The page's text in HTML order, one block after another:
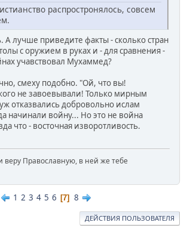
распростронялось, совсем
А лучше приведите факты - сколько стран
с оружием в руках и - для сравнения -
учавствовал Мухаммед?
смеху подобно. "Ой, что вы!
не завоевывали! Только мирным
отказвались добровольно ислам
начинали войну... Но это не война
что - восточная изворотливость.
веру Православную, в ней же тебе
1 2 3 4 5 6 7 8
ДЕЙСТВИЯ ПОЛЬЗОВАТЕЛЯ